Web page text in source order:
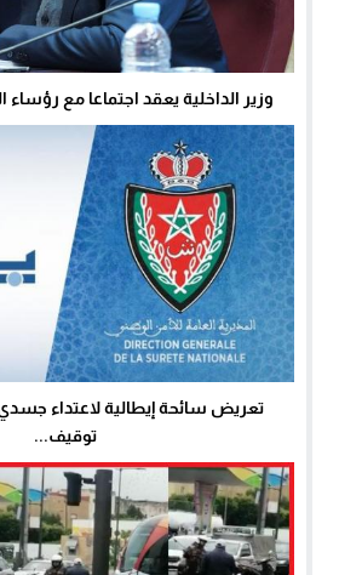
وزير الداخلية يعقد اجتماعا مع
تعريض سائحة إيطالية لاعتداء
توقيف...